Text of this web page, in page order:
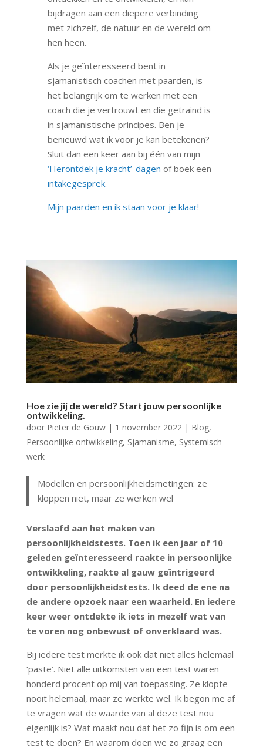
bijdragen aan een diepere verbinding
met zichzelf, de natuur en de wereld om
hen heen.
Als je geïnteresseerd bent in
sjamanistisch coachen met paarden, is
het belangrijk om te werken met een
coach die je vertrouwt en die getraind is
in sjamanistische principes. Ben je
benieuwd wat ik voor je kan betekenen?
Sluit dan een keer aan bij één van mijn
‘Herontdek je kracht’-dagen of boek een
intakegesprek.
Mijn paarden en ik staan voor je klaar!
Hoe zie jij de wereld? Start jouw persoonlijke
ontwikkeling.
door Pieter de Gouw| 1 november 2022| Blog,
Persoonlijke ontwikkeling, Sjamanisme, Systemisch
werk
Modellen en persoonlijkheidsmetingen: ze
kloppen niet, maar ze werken wel
Verslaafd aan het maken van
persoonlijkheidstests. Toen ik een jaar of 10
geleden geïnteresseerd raakte in persoonlijke
ontwikkeling, raakte al gauw geïntrigeerd
door persoonlijkheidstests. Ik deed de ene na
de andere opzoek naar een waarheid. En iedere
keer weer ontdekte ik iets in mezelf wat van
te voren nog onbewust of onverklaard was.
Bij iedere test merkte ik ook dat niet alles helemaal
‘paste’. Niet alle uitkomsten van een test waren
honderd procent op mij van toepassing. Ze klopte
nooit helemaal, maar ze werkte wel. Ik begon me af
te vragen wat de waarde van al deze test nou
eigenlijk is? Wat maakt nou dat het zo fijn is om een
test te doen? En waarom doen we zo graag een